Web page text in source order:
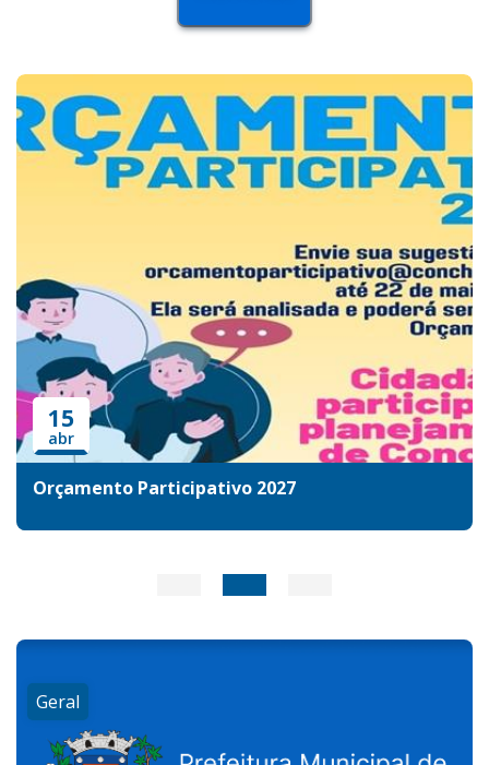
15
abr
Orçamento Participativo 2027
Geral